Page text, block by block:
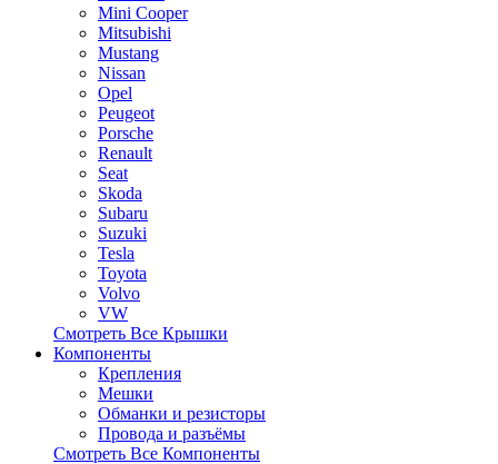
Mini Cooper
Mitsubishi
Mustang
Nissan
Opel
Peugeot
Porsche
Renault
Seat
Skoda
Subaru
Suzuki
Tesla
Toyota
Volvo
VW
Смотреть Все Крышки
Компоненты
Крепления
Мешки
Обманки и резисторы
Провода и разъёмы
Смотреть Все Компоненты